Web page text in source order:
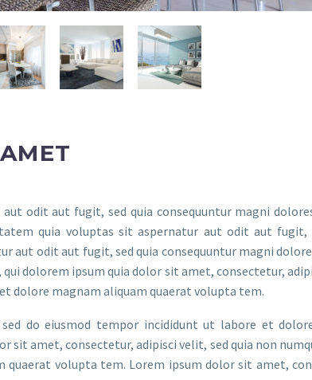
odit aut fugit, sed quia consequuntur magni
quia voluptas sit aspernatur aut odit aut fugit,
odit aut fugit, sed quia consequuntur magni
dolorem ipsum quia dolor sit amet, consectetur,
dolore magnam aliquam quaerat volupta tem.
do eiusmod tempor incididunt ut labore et
sit amet, consectetur, adipisci velit, sed quia non
volupta tem. Lorem ipsum dolor sit amet,